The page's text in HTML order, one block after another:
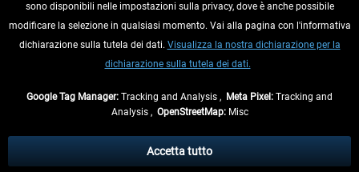
RECEDERE DAL CONTRATTO
INFORMAZIONI
eventualmente le spese di spedizione, se non diversamente descritto.
** Riguarda le spedizioni al di fuori della Germania, i tempi di consegna per le
sono disponibili nelle impostazioni sulla privacy, dove è anche possibile
modificare la selezione in qualsiasi momento. Vai alla pagina con l'informativa
dichiarazione sulla tutela dei dati. Visualizza la nostra dichiarazione per la
dichiarazione sulla tutela dei dati.
Google Tag Manager: Tracking and Analysis , Meta Pixel: Tracking and
Analysis , OpenStreetMap:Misc
Accetta tutto